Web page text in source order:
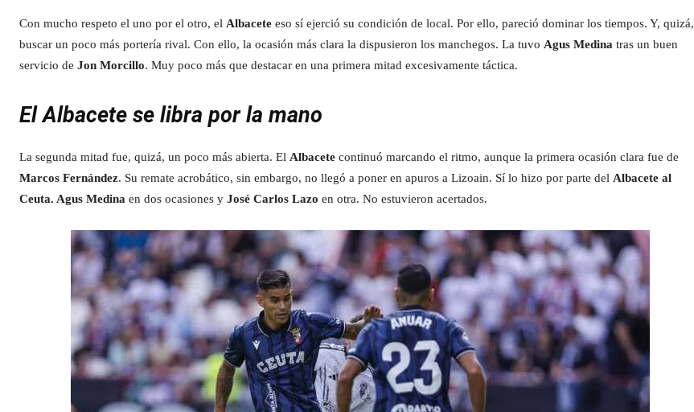
Con mucho respeto el uno por el otro, el Albacete eso sí ejerció su condición de local. Por ello, pareció dominar los tiempos. Y, quizá,
buscar un poco más portería rival. Con ello, la ocasión más clara la dispusieron los manchegos. La tuvo Agus Medina tras un buen
servicio de Jon Morcillo. Muy poco más que destacar en una primera mitad excesivamente táctica.
El Albacete se libra por la mano
La segunda mitad fue, quizá, un poco más abierta. El Albacete continuó marcando el ritmo, aunque la primera ocasión clara fue de
Marcos Fernández. Su remate acrobático, sin embargo, no llegó a poner en apuros a Lizoain. Sí lo hizo por parte del Albacete al
Ceuta. Agus Medina en dos ocasiones y José Carlos Lazo en otra. No estuvieron acertados.